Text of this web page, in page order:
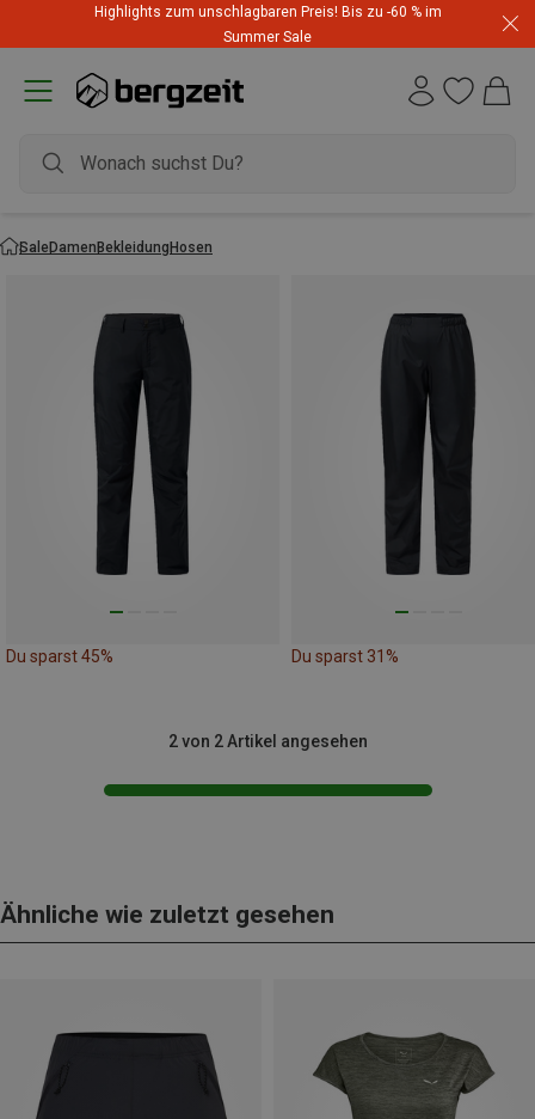
Highlights zum unschlagbaren Preis! Bis zu -60 % im
Summer Sale
SaleDamenBekleidungHosen
Du sparst 45% Du sparst 31%
2 von 2 Artikel angesehen
Ähnliche wie zuletzt gesehen